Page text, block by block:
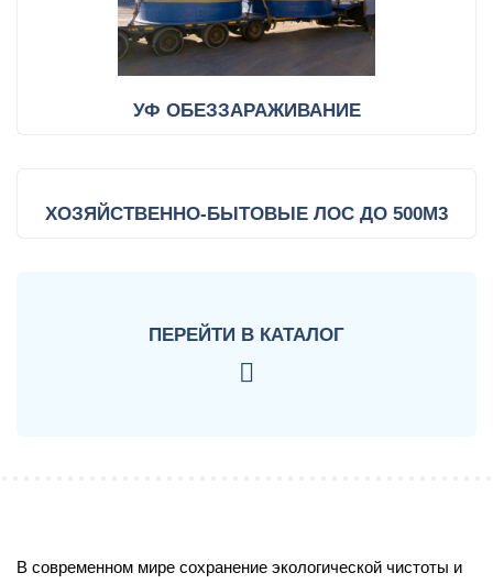
УФ ОБЕЗЗАРАЖИВАНИЕ
ХОЗЯЙСТВЕННО-БЫТОВЫЕ ЛОС ДО 500М3
ПЕРЕЙТИ В КАТАЛОГ
В современном мире сохранение экологической чистоты и